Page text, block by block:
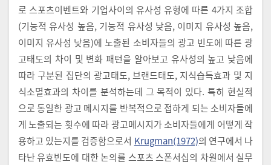
로 스포츠이벤트와 기업사이의 유사성 유형에 따른 4가지 조합
(기능적 유사성 높음, 기능적 유사성 낮음, 이미지 유사성 높음,
이미지 유사성 낮음)에 노출된 소비자들의 광고 빈도에 따른 광
고태도의 차이 및 변화 패턴을 알아보고 유사성의 높고 낮음에
따라 구분된 집단의 광고태도, 브랜드태도, 지식습득효과 및 지
식소멸효과의 차이를 분석하는데 그 목적이 있다. 특히 현실적
으로 동일한 광고 메시지를 반복적으로 접하게 되는 소비자들에
게 노출되는 횟수에 따라 광고메시지가 소비자들에게 어떻게 작
용하고 있는지를 검증함으로서 Krugman(1972)의 연구에서 나
타난 유효빈도에 대한 논의를 스포츠 스폰서십의 차원에서 실무